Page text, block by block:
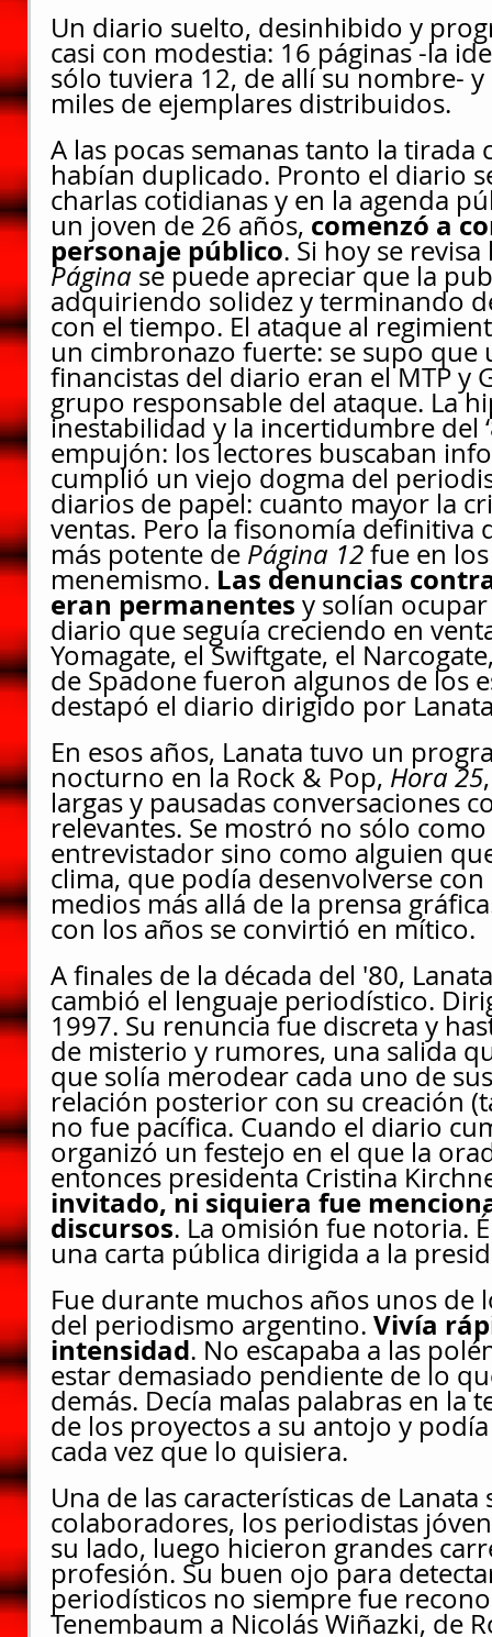
Un diario suelto, desinhibido y
casi con modestia: 16 páginas -la
sólo tuviera 12, de allí su nombre-
miles de ejemplares distribuidos.
A las pocas semanas tanto la tirada
habían duplicado. Pronto el diario
charlas cotidianas y en la agenda
un joven de 26 años, comenzó a
personaje público. Si hoy se
Página se puede apreciar que la
adquiriendo solidez y terminando
con el tiempo. El ataque al
un cimbronazo fuerte: se supo
financistas del diario eran el MTP y
grupo responsable del ataque. La
inestabilidad y la incertidumbre del
empujón: los lectores buscaban
cumplió un viejo dogma del
diarios de papel: cuanto mayor la
ventas. Pero la fisonomía definitiva
más potente de Página 12 fue en
menemismo. Las denuncias
eran permanentes y solían
diario que seguía creciendo en
Yomagate, el Swiftgate, el
de Spadone fueron algunos de los
destapó el diario dirigido por
En esos años, Lanata tuvo un
nocturno en la Rock & Pop, Hora 25
largas y pausadas conversaciones
relevantes. Se mostró no sólo
entrevistador sino como alguien
clima, que podía desenvolverse
medios más allá de la prensa
con los años se convirtió en mítico.
A finales de la década del '80,
cambió el lenguaje periodístico.
1997. Su renuncia fue discreta y
de misterio y rumores, una salida
que solía merodear cada uno de
relación posterior con su creación
no fue pacífica. Cuando el diario
organizó un festejo en el que la
entonces presidenta Cristina
invitado, ni siquiera fue
discursos. La omisión fue notoria.
una carta pública dirigida a la
Fue durante muchos años unos de
del periodismo argentino. Vivía
intensidad. No escapaba a las
estar demasiado pendiente de lo
demás. Decía malas palabras en la
de los proyectos a su antojo y
cada vez que lo quisiera.
Una de las características de
colaboradores, los periodistas
su lado, luego hicieron grandes
profesión. Su buen ojo para
periodísticos no siempre fue
Tenembaum a Nicolás Wiñazki, de